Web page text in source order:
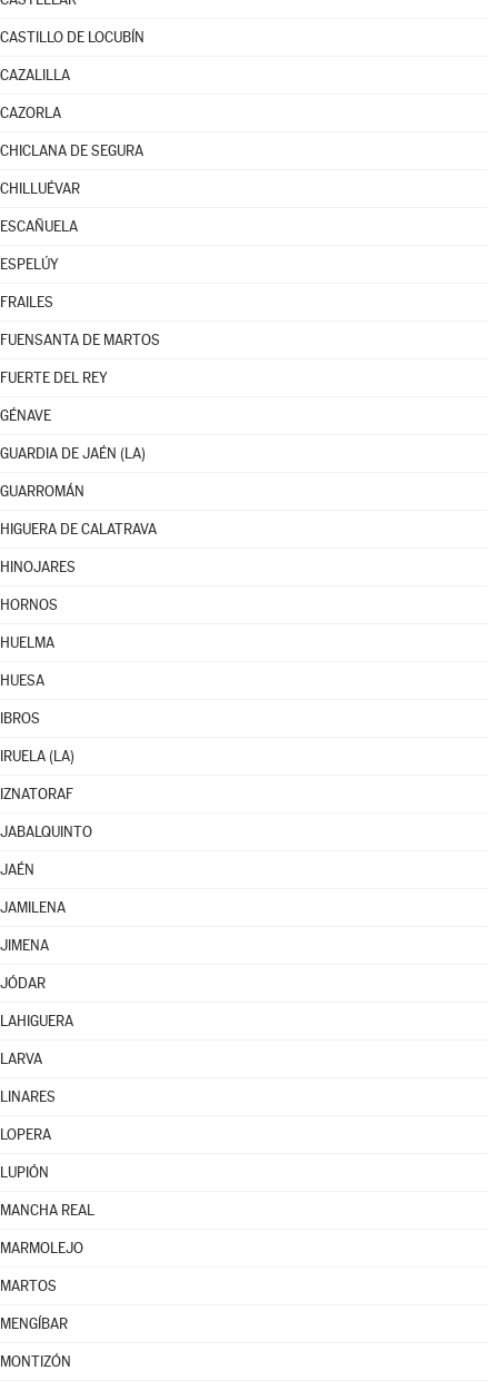
CASTILLO DE LOCUBÍN
CAZALILLA
CAZORLA
CHICLANA DE SEGURA
CHILLUÉVAR
ESCAÑUELA
ESPELÚY
FRAILES
FUENSANTA DE MARTOS
FUERTE DEL REY
GÉNAVE
GUARDIA DE JAÉN (LA)
GUARROMÁN
HIGUERA DE CALATRAVA
HINOJARES
HORNOS
HUELMA
HUESA
IBROS
IRUELA (LA)
IZNATORAF
JABALQUINTO
JAÉN
JAMILENA
JIMENA
JÓDAR
LAHIGUERA
LARVA
LINARES
LOPERA
LUPIÓN
MANCHA REAL
MARMOLEJO
MARTOS
MENGÍBAR
MONTIZÓN